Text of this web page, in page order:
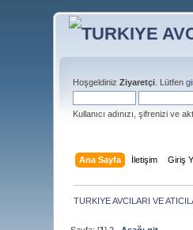
HoşgeldinizZiyaretçi . Lütfen
Kullanıcı adınızı, şifrenizi ve
Ana Sayfa İletişim Giriş
TURKIYE AVCILARI VE